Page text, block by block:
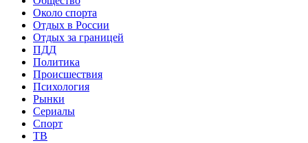
Около спорта
Отдых в России
Отдых за границей
ПДД
Политика
Происшествия
Психология
Рынки
Сериалы
Спорт
ТВ